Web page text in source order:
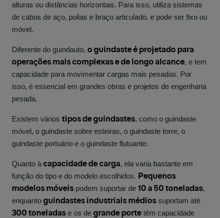
alturas ou distâncias horizontais. Para isso, utiliza sistemas
de cabos de aço, polias e braço articulado, e pode ser fixo ou
móvel.
Diferente do guindauto, o guindaste é projetado para
operações mais complexas e de longo alcance, e tem
capacidade para movimentar cargas mais pesadas. Por
isso, é essencial em grandes obras e projetos de engenharia
pesada.
Existem vários tipos de guindastes, como o guindaste
móvel, o guindaste sobre esteiras, o guindaste torre, o
guindaste portuário e o guindaste flutuante.
Quanto à capacidade de carga, ela varia bastante em
função do tipo e do modelo escolhidos. Pequenos
modelos móveis podem suportar de 10 a 50 toneladas,
enquanto guindastes industriais médios suportam até
300 toneladas e os de grande porte têm capacidade